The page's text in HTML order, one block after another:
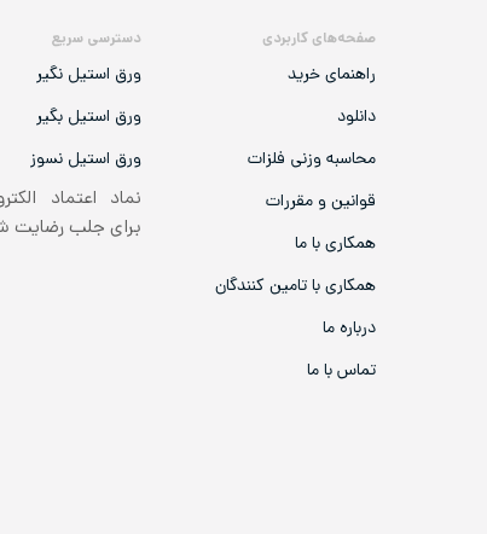
صفحه‌های کاربردی
راهنمای خرید
دانلود
محاسبه وزنی فلزات
قوانین و مقررات
همکاری با ما
همکاری با تامین کنندگان
درباره ما
تماس با ما
دسترسی سریع
ورق استیل نگیر
ورق استیل بگیر
ورق استیل نسوز
نماد اعتماد
برای جلب